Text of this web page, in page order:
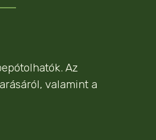
Az
valamint a